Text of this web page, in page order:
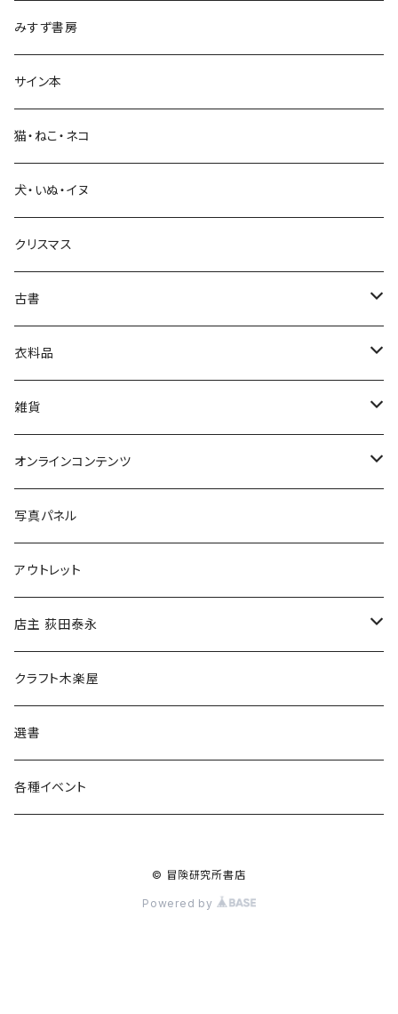
生活・暮らし
芸術・絵画・写真
絵本・児童書
娯楽・エンターテインメント
みすず書房
サイン本
猫・ねこ・ネコ
犬・いぬ・イヌ
クリスマス
古書
古書セット
美術
衣料品
POLEWARDS
Tシャツ
雑貨
バッグ
ブックカバー
マグカップ
傘
食料品
その他
オンラインコンテンツ
冒険クロストーク
写真パネル
アウトレット
店主 荻田泰永
書籍
ウェア
クラフト木楽屋
選書
各種イベント
© 冒険研究所書店
Powered by